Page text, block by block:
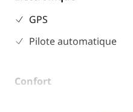
GPS
Pilote automatique
Confort